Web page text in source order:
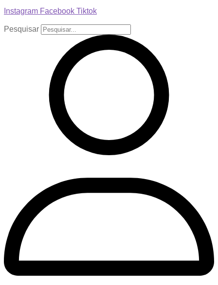
Instagram Facebook Tiktok
Pesquisar